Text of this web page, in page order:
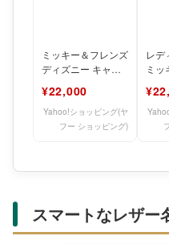
ミッキー＆フレンズ
ディズニー キャラ
長財布 レザー がま
ぐ
¥22,000
Yahoo!ショッピング(ヤ
フー ショッピング)
レデ
ミ
ング
ィ
スマートなレザー